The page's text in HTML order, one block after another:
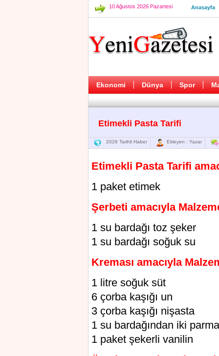
10 Ağustos 2026 Pazartesi Anasayfa
Ekonomi Dünya Spor
Etimekli Pasta Tarifi
2026 Tarihli Haber Ekleyen : Yazar
Etimekli Pasta Tarifi
1 paket etimek
Şerbeti amacıyla
1 su bardağı toz şeker
1 su bardağı soğuk su
Kreması amacıyla
1 litre soğuk süt
6 çorba kaşığı un
3 çorba kaşığı nişasta
1 su bardağından iki
1 paket şekerli vanilin